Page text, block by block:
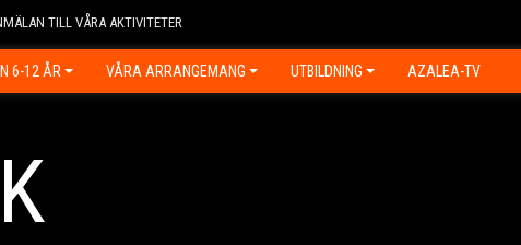
TILL VÅRA AKTIVITETER
6-12 ÅR VÅRA ARRANGEMANG UTBILDNING AZALEA-TV